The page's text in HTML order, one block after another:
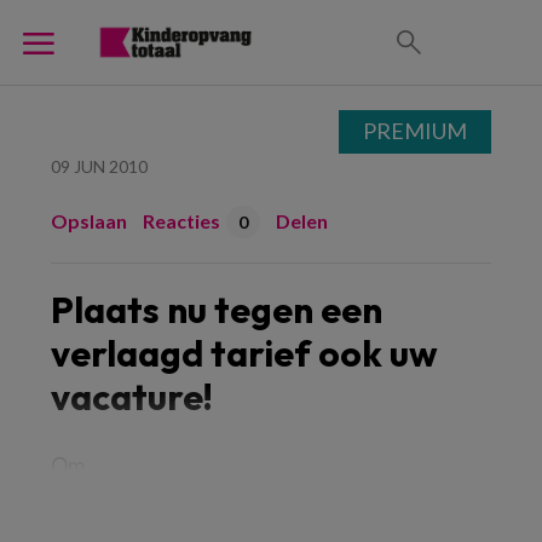
09 JUN 2010
Opslaan Reacties 0 Delen
Plaats nu tegen een
verlaagd tarief ook uw
vacature!
PREMIUM